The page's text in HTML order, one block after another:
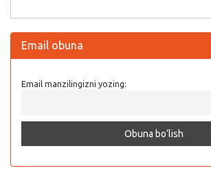
Email obuna
Email manzilingizni yozing: